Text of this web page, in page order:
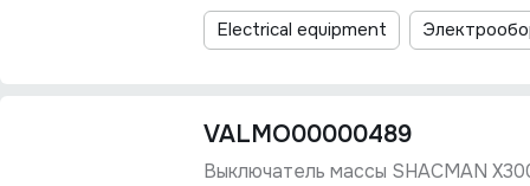
Electrical equipment
VALMO00000489
Выключатель массы SHACMAN